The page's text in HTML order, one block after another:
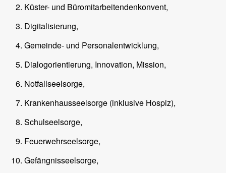
Küster- und Büromitarbeitendenkonvent,
Digitalisierung,
Gemeinde- und Personalentwicklung,
Dialogorientierung, Innovation, Mission,
Notfallseelsorge,
Krankenhausseelsorge (inklusive Hospiz),
Schulseelsorge,
Feuerwehrseelsorge,
Gefängnisseelsorge,